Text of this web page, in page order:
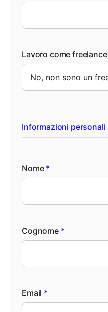
Lavoro come freelance
Informazioni personali
Nome *
Cognome *
Email *